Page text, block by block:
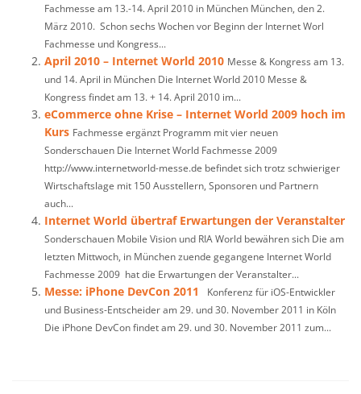
Fachmesse am 13.-14. April 2010 in München München, den 2.
März 2010. Schon sechs Wochen vor Beginn der Internet Worl
Fachmesse und Kongress...
April 2010 – Internet World 2010 Messe & Kongress am 13.
und 14. April in München Die Internet World 2010 Messe &
Kongress findet am 13. + 14. April 2010 im...
eCommerce ohne Krise – Internet World 2009 hoch im
Kurs Fachmesse ergänzt Programm mit vier neuen
Sonderschauen Die Internet World Fachmesse 2009
http://www.internetworld-messe.de befindet sich trotz schwieriger
Wirtschaftslage mit 150 Ausstellern, Sponsoren und Partnern
auch...
Internet World übertraf Erwartungen der Veranstalter
Sonderschauen Mobile Vision und RIA World bewähren sich Die am
letzten Mittwoch, in München zuende gegangene Internet World
Fachmesse 2009 hat die Erwartungen der Veranstalter...
Messe: iPhone DevCon 2011
Konferenz für iOS-Entwickler
und Business-Entscheider am 29. und 30. November 2011 in Köln
Die iPhone DevCon findet am 29. und 30. November 2011 zum...